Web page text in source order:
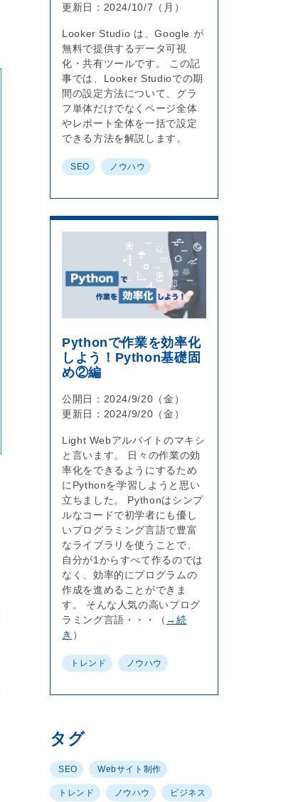
更新日： 2024/10/7（月）
Looker Studio は、Google が
無料で提供するデータ可視
化・共有ツールです。 この記
事では、Looker Studioでの期
間の設定方法について、グラ
フ単体だけでなくページ全体
やレポート全体を一括で設定
できる方法を解説します。
SEO ノウハウ
Pythonで作業を効率化
しよう！Python基礎固
め②編
公開日： 2024/9/20（金）
更新日： 2024/9/20（金）
Light Webアルバイトのマキシ
と言います。 日々の作業の効
率化をできるようにするため
にPythonを学習しようと思い
立ちました。 Pythonはシンプ
ルなコードで初学者にも優し
いプログラミング言語で豊富
なライブラリを使うことで、
自分が1からすべて作るのでは
なく、効率的にプログラムの
作成を進めることができま
す。 そんな人気の高いプログ
ラミング言語・・・（ →続
き ）
トレンド ノウハウ
タグ
SEO Webサイト制作
トレンド ノウハウ ビジネス